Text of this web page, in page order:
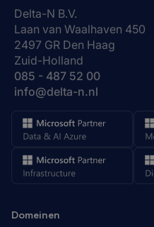
Delta-N B.V.
Laan van Waalhaven 450
2497 GR Den Haag
Zuid-Holland
085 - 487 52 00
info@delta-n.nl
Domeinen